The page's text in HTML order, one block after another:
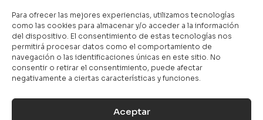
Para ofrecer las mejores experiencias, utilizamos tecnologías
como las cookies para almacenar y/o acceder a la información
del dispositivo. El consentimiento de estas tecnologías nos
permitirá procesar datos como el comportamiento de
navegación o las identificaciones únicas en este sitio. No
consentir o retirar el consentimiento, puede afectar
negativamente a ciertas características y funciones.
Aceptar
Política de Privacidad
Aviso Legal